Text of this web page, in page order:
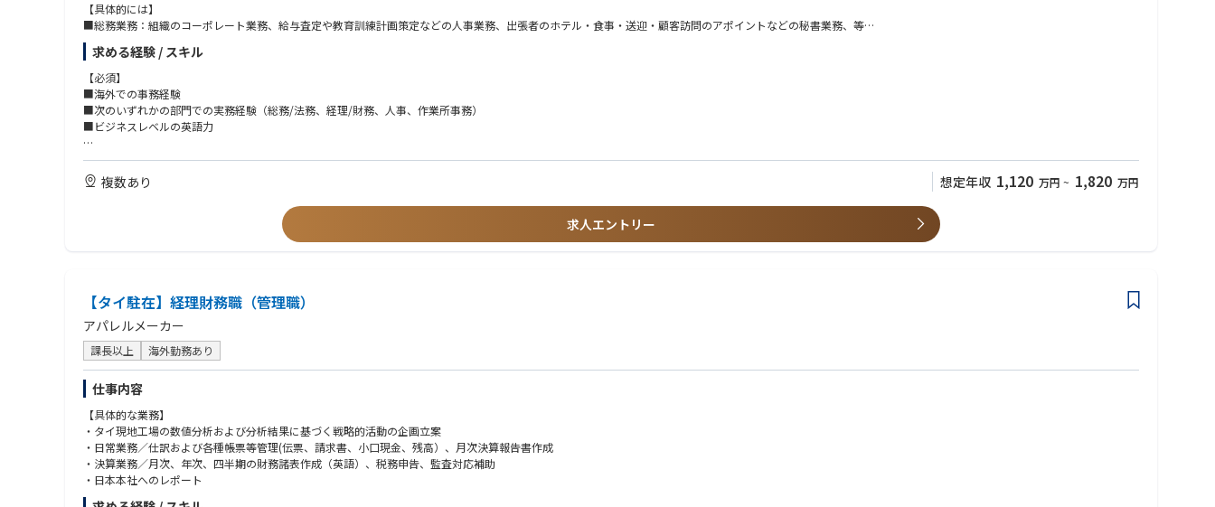
【具体的には】
■総務業務：組織のコーポレート業務、給与査定や教育訓練計画策定などの人事業務、出張者のホテル・食事・送迎・顧客訪問のアポイントなどの秘書業務、等
■経理業務：組織の業績管理などの管理会計、単体決算や連結決算などの財務会計、現地金融機関との折衝、会社経営に関する日本本社への報告資料取り纏め、等
■工務業務：プロジェクトの進捗確認や損益管理、輸送業務や工事保険の手配、等
■監査業務：内部統制の構築・運営業務、社内監査対応、現地公認会計士監査対応、現地税務アセスメント対応、等
■現地法人や現地事務所の立ち上げ業務、等
※業務により海外駐在、海外出張の可能性がございます。
求める経験 / スキル
【必須】
■海外での事務経験
■次のいずれかの部門での実務経験（総務/法務、経理/財務、人事、作業所事務）
■ビジネスレベルの英語力
【求める人物像】
■対人折衝力のある方
■集団統率力のある方
■前例のない課題に積極的に取り組む姿勢のある方
複数あり 想定年収 1,120 万円 ~ 1,820 万円
求人エントリー
【タイ駐在】経理財務職（管理職）
アパレルメーカー
課長以上 海外勤務あり
仕事内容
【具体的な業務】
・タイ現地工場の数値分析および分析結果に基づく戦略的活動の企画立案
・日常業務／仕訳および各種帳票等管理(伝票、請求書、小口現金、残高）、月次決算報告書作成
・決算業務／月次、年次、四半期の財務諸表作成（英語）、税務申告、監査対応補助
・日本本社へのレポート